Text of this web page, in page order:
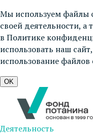
Мы используем файлы
своей деятельности,
в Политике
использовать наш
использование файлов
OK
Деятельность